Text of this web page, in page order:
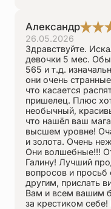
Александр
26.05.2026
Здравствуйте.
девочки 5 мес.
565 и т.д.
они очень
что касается
пришелец. Плюс
необычный,
что нашёл ваш
высшем уровне!
и золота. Очень
Они волшебные!!!
Галину! Лучший
вопросов и просьб
другим, прислать
Вам и всем вашим
за крестиком